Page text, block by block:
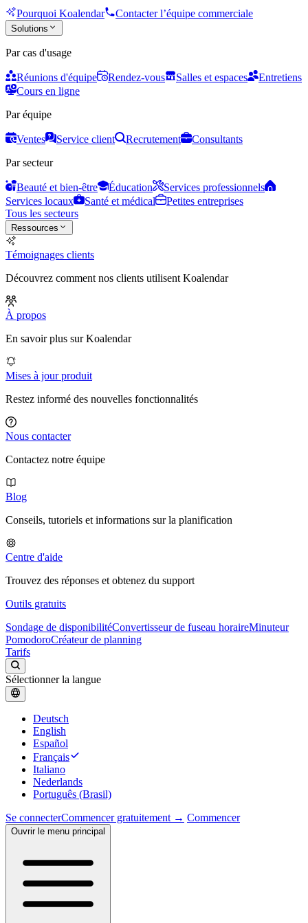
Pourquoi Koalendar Contacter l’équipe commerciale
Solutions
Par cas d'usage
Réunions d'équipe Rendez-vous Salles et espaces
Entretiens
Cours en ligne
Par équipe
Ventes Service client Recrutement
Consultants
Par secteur
Beauté et bien-être Éducation
Services professionnels
Services locaux
Santé et médical
Petites entreprises
Tous les secteurs
Ressources
Témoignages clients
Découvrez comment nos clients utilisent Koalendar
À propos
En savoir plus sur Koalendar
Mises à jour produit
Restez informé des nouvelles fonctionnalités
Nous contacter
Contactez notre équipe
Blog
Conseils, tutoriels et informations sur la planification
Centre d'aide
Trouvez des réponses et obtenez du support
Outils gratuits
Sondage de disponibilitéConvertisseur de fuseau horaireMinuteur
PomodoroCréateur de planning
Tarifs
Sélectionner la langue
Deutsch
English
Español
Français
Italiano
Nederlands
Português (Brasil)
Se connecterCommencer gratuitement → Commencer
Ouvrir le menu principal